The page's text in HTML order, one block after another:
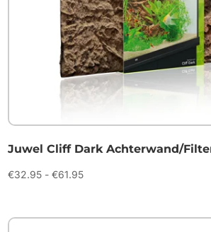
Juwel Cliff Dark Achterwand/
€32.95 - €61.95Prijsklasse:
€61.95